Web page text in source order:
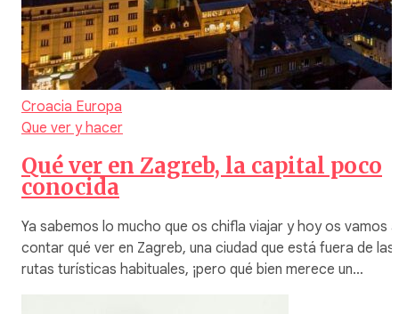
Croacia Europa
Que ver y hacer
Qué ver en Zagreb, la capital poco
conocida
Ya sabemos lo mucho que os chifla viajar y hoy os vamos a
contar qué ver en Zagreb, una ciudad que está fuera de las
rutas turísticas habituales, ¡pero qué bien merece un…